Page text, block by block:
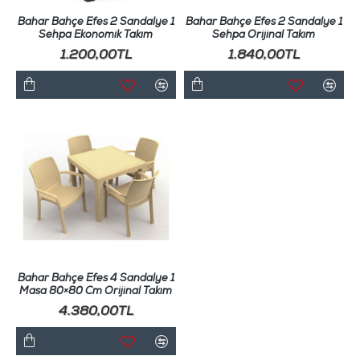
Bahar Bahçe Efes 2 Sandalye 1
Sehpa Ekonomik Takım
1.200,00TL
Bahar Bahçe Efes 2 Sandalye 1
Sehpa Orijinal Takım
1.840,00TL
Bahar Bahçe Efes 4 Sandalye 1
Masa 80×80 Cm Orijinal Takım
4.380,00TL